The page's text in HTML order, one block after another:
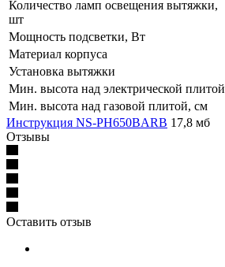
Количество ламп освещения вытяжки,
шт
Мощность подсветки, Вт
Материал корпуса
Установка вытяжки
Мин. высота над электрической плитой
Мин. высота над газовой плитой, см
Инструкция NS-PH650BARB 17,8 мб
Отзывы
Оставить отзыв